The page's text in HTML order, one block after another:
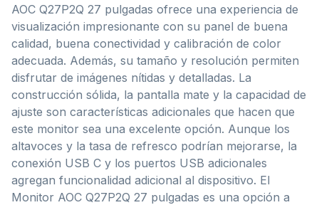
AOC Q27P2Q 27 pulgadas ofrece una experiencia de
visualización impresionante con su panel de buena
calidad, buena conectividad y calibración de color
adecuada. Además, su tamaño y resolución permiten
disfrutar de imágenes nítidas y detalladas. La
construcción sólida, la pantalla mate y la capacidad de
ajuste son características adicionales que hacen que
este monitor sea una excelente opción. Aunque los
altavoces y la tasa de refresco podrían mejorarse, la
conexión USB C y los puertos USB adicionales
agregan funcionalidad adicional al dispositivo. El
Monitor AOC Q27P2Q 27 pulgadas es una opción a